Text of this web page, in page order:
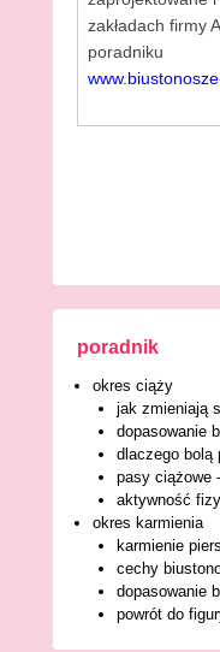
zakładach firmy
poradniku
poradnik
okres ciąży
jak zmieniają
dopasowanie
dlaczego bolą
pasy ciążowe
aktywność
okres karmienia
karmienie
cechy
dopasowanie
powrót do